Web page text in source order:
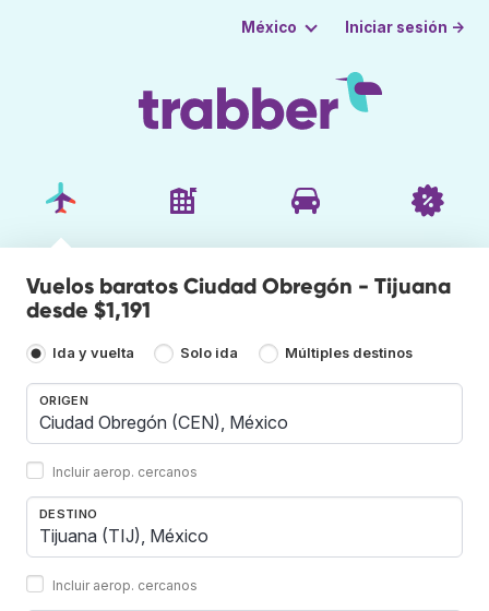
México Iniciar sesión →
Vuelos baratos Ciudad Obregón - Tijuana
desde $1,191
Ida y vuelta Solo ida Múltiples destinos
ORIGEN
Incluir aerop. cercanos
DESTINO
Incluir aerop. cercanos